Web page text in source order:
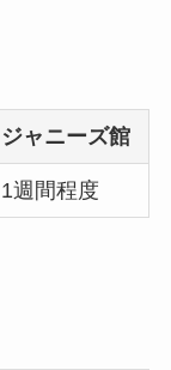
ジャニーズ館
1週間程度